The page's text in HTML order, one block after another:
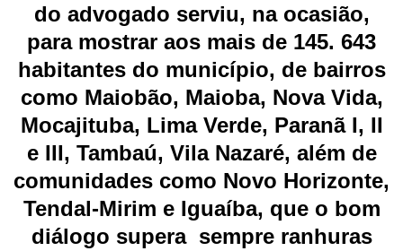
do advogado serviu, na ocasião,
para mostrar aos mais de 145. 643
habitantes do município, de bairros
como Maiobão, Maioba, Nova Vida,
Mocajituba, Lima Verde, Paranã I, II
e III, Tambaú, Vila Nazaré, além de
comunidades como Novo Horizonte,
Tendal-Mirim e Iguaíba, que o bom
diálogo supera sempre ranhuras